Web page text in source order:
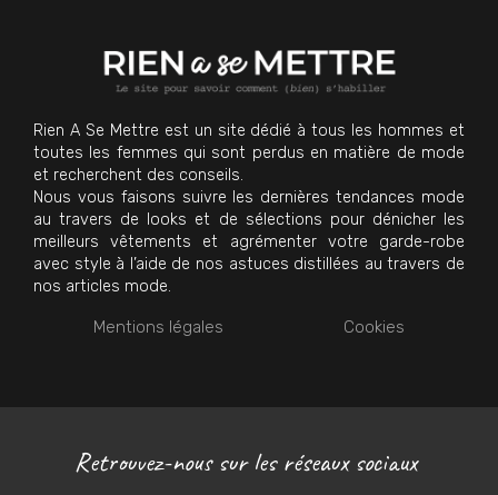
Rien A Se Mettre est un site dédié à tous les hommes et
toutes les femmes qui sont perdus en matière de mode
et recherchent des conseils.
Nous vous faisons suivre les dernières tendances mode
au travers de looks et de sélections pour dénicher les
meilleurs vêtements et agrémenter votre garde-robe
avec style à l’aide de nos astuces distillées au travers de
nos articles mode.
Mentions légales Cookies
Retrouvez-nous sur les réseaux sociaux